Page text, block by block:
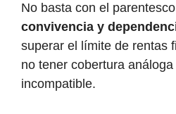
No basta con el
convivencia y
superar el límite de rentas
no tener cobertura
incompatible.